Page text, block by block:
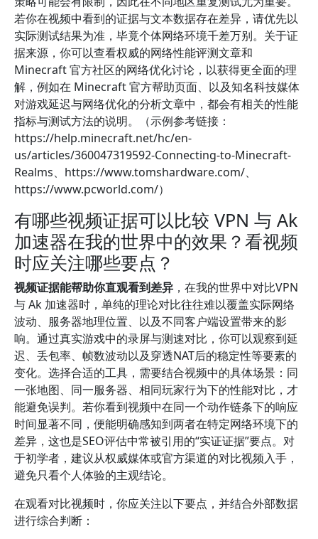
若你在视频中看到的证据与文本数据存在差异，请优先以
实际测试结果为准，毕竟个体网络环境千差万别。关于证
据来源，你可以查看权威的网络性能评测文章和
Minecraft 官方社区的网络优化讨论，以获得更全面的理
解，例如在 Minecraft 官方帮助页面、以及知名科技媒体
对游戏延迟与网络优化的分析文章中，都会有相关的性能
指标与测试方法的说明。（示例参考链接：
https://help.minecraft.net/hc/en-
us/articles/360047319592-Connecting-to-Minecraft-
Realms、https://www.tomshardware.com/、
https://www.pcworld.com/）
有哪些视频证据可以比较 VPN 与 Ak
加速器在我的世界中的效果？看视频
时应关注哪些要点？
视频证据能帮助你直观看到差异 ，在我的世界中对比VPN
与 Ak 加速器时，单纯的理论对比往往难以覆盖实际网络
波动、服务器地理位置、以及不同客户端设置带来的影
响。通过真实游戏中的录屏与测速对比，你可以观察到延
迟、丢包率、帧数波动以及穿透NAT后的稳定性等要素的
变化。选择合适的工具，需要结合视频中的具体场景：同
一张地图、同一服务器、相同玩家行为下的性能对比，才
能避免误判。若你看到视频中在同一个动作链条下的响应
时间显著不同，便能明确感知到两者在特定网络环境下的
差异，这也是SEO评估中常被引用的“实证证据”要点。对
于初学者，建议从权威媒体或官方渠道的对比视频入手，
避免只看个人体验的主观结论。
在观看对比视频时，你应关注以下要点，并结合外部数据
进行综合判断：